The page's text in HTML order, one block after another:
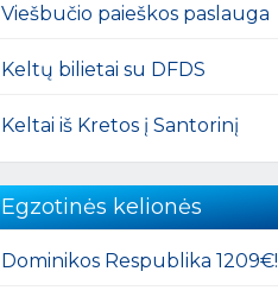
Viešbučio paieškos paslauga
Keltų bilietai su DFDS
Keltai iš Kretos į Santorinį
Egzotinės kelionės
Dominikos Respublika 1209€!